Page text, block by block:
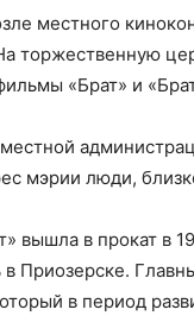
местного
торжественную
«Брат» и
мэрии люди,
вышла в прокат в
в Приозерске.
в период